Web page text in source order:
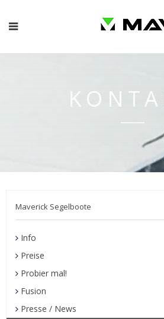
Maverick Segelboote
Info
Preise
Probier mal!
Fusion
Presse / News